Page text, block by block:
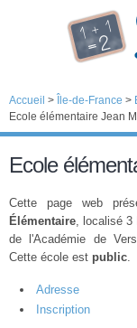
Accueil > Île-de-France >
Ecole élémentaire Jean
Ecole
Cette page web
Élémentaire, localisé 3
de l'Académie de
Cette école est public.
Adresse
Inscription